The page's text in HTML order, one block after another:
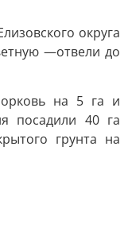
округа
—отвели до
на 5 га и
посадили 40 га
грунта на